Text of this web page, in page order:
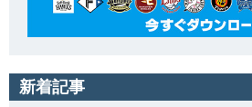
新着記事